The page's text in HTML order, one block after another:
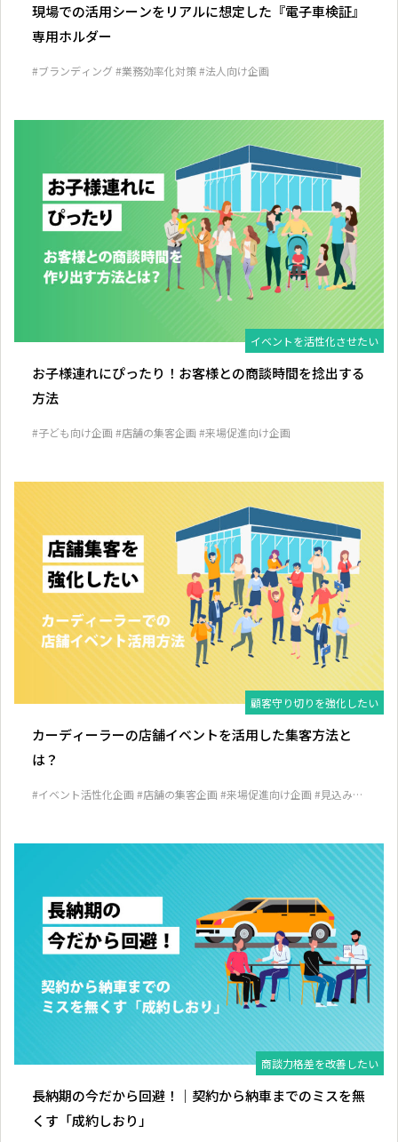
現場での活用シーンをリアルに想定した『電子車検証』
専用ホルダー
#ブランディング #業務効率化対策#法人向け企画
イベントを活性化させたい
お子様連れにぴったり！お客様との商談時間を捻出する
方法
#子ども向け企画 #店舗の集客企画 #来場促進向け企画
顧客守り切りを強化したい
カーディーラーの店舗イベントを活用した集客方法と
は？
#イベント活性化企画 #店舗の集客企画 #来場促進向け企画 #見込み客
商談力格差を改善したい
長納期の今だから回避！｜契約から納車までのミスを無
くす「成約しおり」